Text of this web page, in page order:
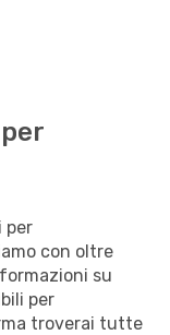
per
con oltre
su
per
troverai tutte